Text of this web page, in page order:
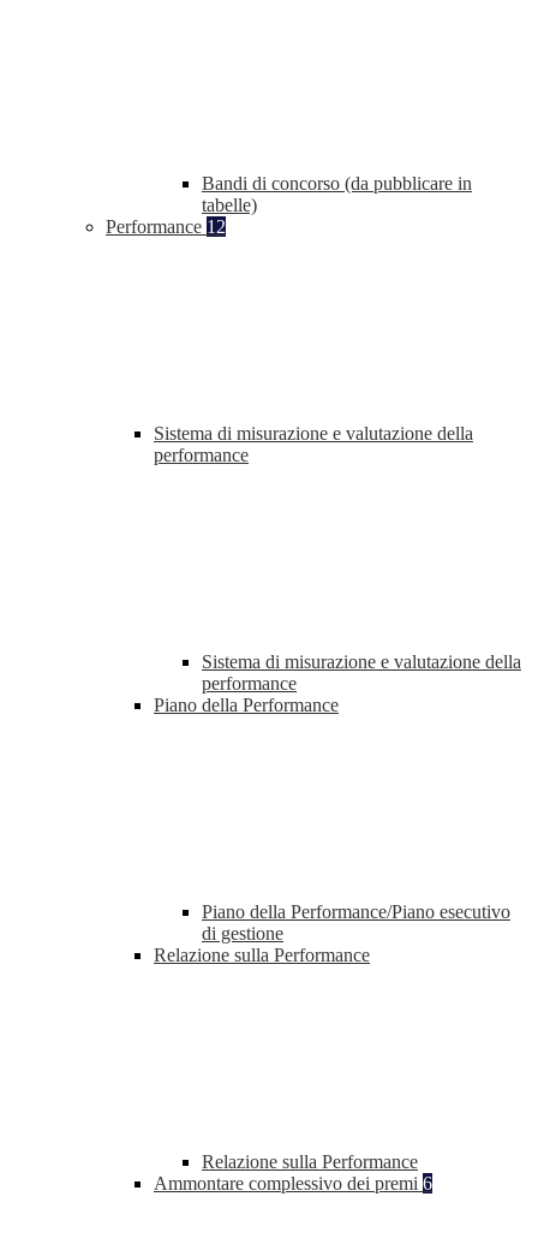
Bandi di concorso (da pubblicare in
tabelle)
Performance 12
Sistema di misurazione e valutazione della
performance
Sistema di misurazione e valutazione della
performance
Piano della Performance
Piano della Performance/Piano esecutivo
di gestione
Relazione sulla Performance
Relazione sulla Performance
Ammontare complessivo dei premi 6